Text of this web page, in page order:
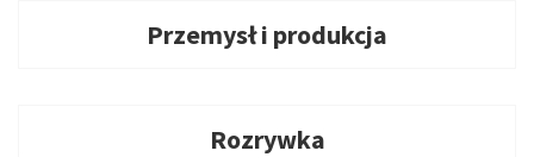
Przemysł i produkcja
Rozrywka